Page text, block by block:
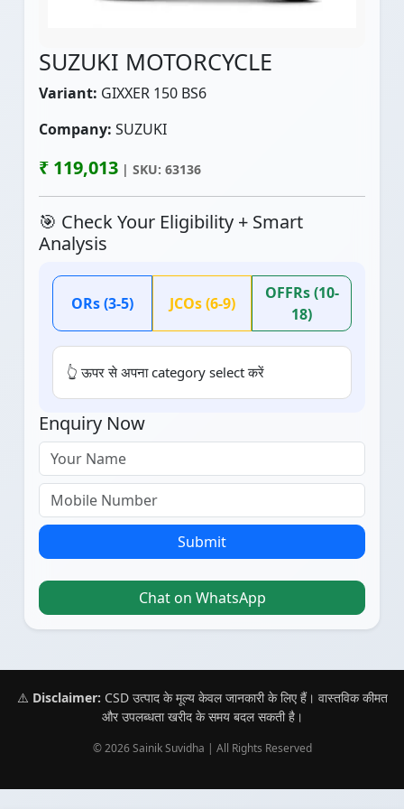
SUZUKI MOTORCYCLE
Variant: GIXXER 150 BS6
Company: SUZUKI
₹ 119,013 | SKU: 63136
🎯 Check Your Eligibility + Smart
Analysis
ORs (3-5) JCOs (6-9)
OFFRs (10-
18)
👆 ऊपर से अपना category select करें
Enquiry Now
Submit
Chat on WhatsApp
⚠️ Disclaimer: CSD उत्पाद के मूल्य केवल जानकारी के लिए हैं। वास्तविक कीमत
और उपलब्धता खरीद के समय बदल सकती है।
© 2026 Sainik Suvidha | All Rights Reserved